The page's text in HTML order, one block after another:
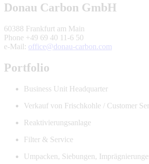
Donau Carbon GmbH
60388 Frankfurt am Main
Phone +49 69 40 11-6 50
e-Mail: office@donau-carbon.com
Portfolio
Business Unit Headquarter
Verkauf von Frischkohle / Customer
Reaktivierungsanlage
Filter & Service
Umpacken, Siebungen,